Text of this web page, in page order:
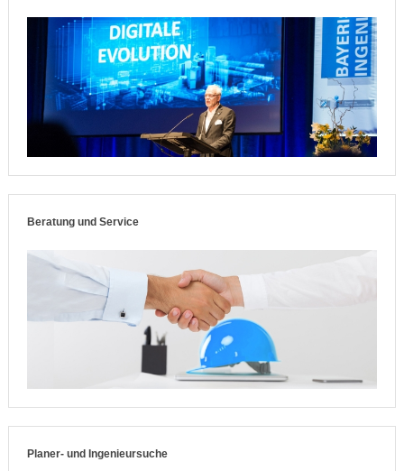
Beratung und Service
Planer- und Ingenieursuche